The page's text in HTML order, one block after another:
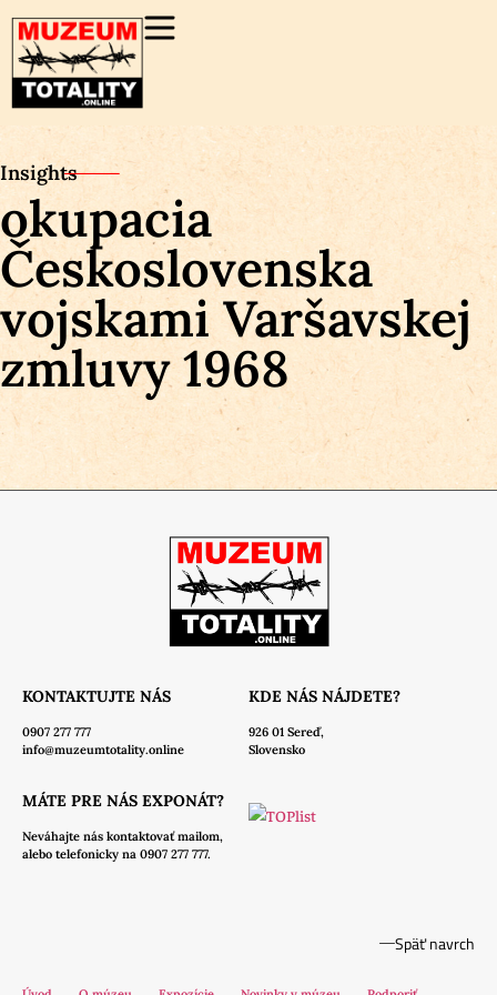
Insights
okupacia
Československa
vojskami Varšavskej
zmluvy 1968
KONTAKTUJTE NÁS
0907 277 777
info@muzeumtotality.online
KDE NÁS NÁJDETE?
926 01 Sereď,
Slovensko
MÁTE PRE NÁS EXPONÁT?
Neváhajte nás kontaktovať mailom,
alebo telefonicky na 0907 277 777.
Späť navrch